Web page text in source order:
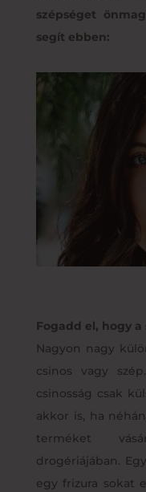
szépséget
segít ebben:
Fogadd el, hogy
Nagyon nagy
csinos vagy
csinosság csak
akkor is, ha
terméket
drogériájában.
egy frizura sokat